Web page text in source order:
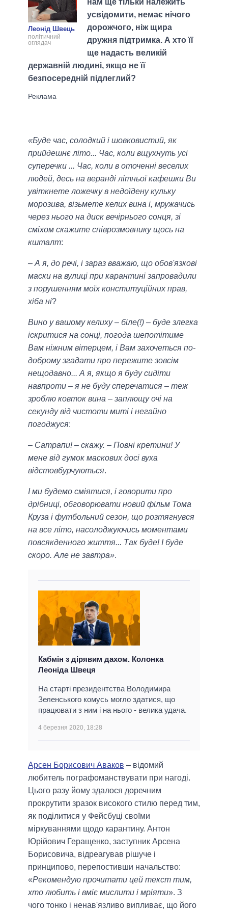
Леонід Швець
політичний
оглядач
усвідомити, немає нічого
дорожчого, ніж щира
дружня підтримка. А хто її
ще надасть великій
державній людині, якщо не її
безпосередній підлеглий?
«Буде час, солодкий і шовковистий, як
прийдешнє літо... Час, коли вщухнуть усі
суперечки ... Час, коли в оточенні веселих
людей, десь на веранді літньої кафешки Ви
увіткнете ложечку в недоїдену кульку
морозива, візьмете келих вина і, мружачись
через нього на диск вечірнього сонця, зі
сміхом скажите співрозмовнику щось на
кшталт:
– А я, до речі, і зараз вважаю, що обов'язкові
маски на вулиці при карантині запровадили
з порушенням моїх конституційних прав,
хіба ні?
Вино у вашому келиху – біле(!) – буде злегка
іскритися на сонці, погода шепотітиме
Вам ніжним вітерцем, і Вам захочеться по-
доброму згадати про пережите зовсім
нещодавно... А я, якщо я буду сидіти
навпроти – я не буду сперечатися – теж
зроблю ковток вина – заплющу очі на
секунду від чистоти миті і негайно
погоджуся:
– Сатрапи! – скажу. – Повні кретини! У
мене від гумок маскових досі вуха
відстовбурчуються.
І ми будемо сміятися, і говорити про
дрібниці, обговорювати новий фільм Тома
Круза і футбольний сезон, що розтягнувся
на все літо, насолоджуючись моментами
повсякденного життя... Так буде! І буде
скоро. Але не завтра».
Кабмін з дірявим дахом. Колонка
Леоніда Швеця
На старті президентства Володимира
Зеленського комусь могло здатися, що
працювати з ним і на нього - велика удача.
4 березня 2020, 18:28
Арсен Борисович Аваков – відомий
любитель пографоманствувати при нагоді.
Цього разу йому здалося доречним
прокрутити зразок високого стилю перед тим,
як поділитися у Фейсбуці своїми
міркуваннями щодо карантину. Антон
Юрійович Геращенко, заступник Арсена
Борисовича, відреагував рішуче і
принципово, перепостивши начальство:
«Рекомендую прочитати цей текст тим,
хто любить і вміє мислити і мріяти». З
чого тонко і ненав'язливо випливає, що його